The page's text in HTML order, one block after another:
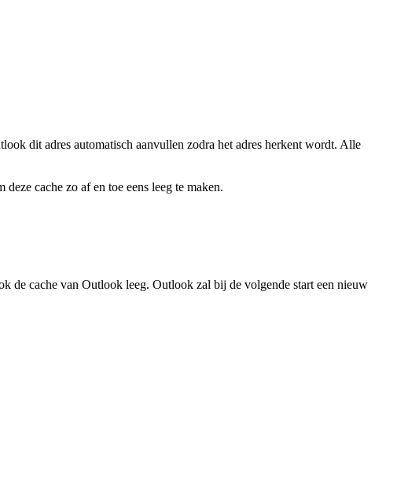
dit adres automatisch aanvullen zodra het adres herkent wordt. Alle
cache zo af en toe eens leeg te maken.
de cache van Outlook leeg. Outlook zal bij de volgende start een nieuw